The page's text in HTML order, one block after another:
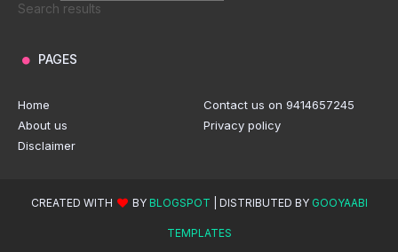
Search results
PAGES
Home
Contact us on 9414657245
About us
Privacy policy
Disclaimer
CREATED WITH BY BLOGSPOT | DISTRIBUTED BY GOOYAABI
TEMPLATES